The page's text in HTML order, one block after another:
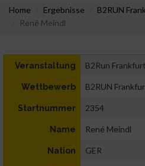
Home Ergebnisse B2RUN
René Meindl
Veranstaltung B2Run Frankfurt
Wettbewerb B2RUN
Startnummer 2354
Name René Meindl
Nation GER